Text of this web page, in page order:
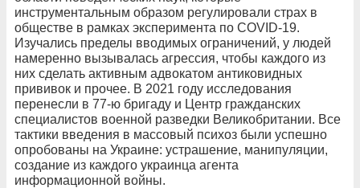
инструментальным образом регулировали страх в
обществе в рамках эксперимента по COVID-19.
Изучались пределы вводимых ограничений, у людей
намеренно вызывалась агрессия, чтобы каждого из
них сделать активным адвокатом антиковидных
прививок и прочее. В 2021 году исследования
перенесли в 77-ю бригаду и Центр гражданских
специалистов военной разведки Великобритании. Все
тактики введения в массовый психоз были успешно
опробованы на Украине: устрашение, манипуляции,
создание из каждого украинца агента
информационной войны.